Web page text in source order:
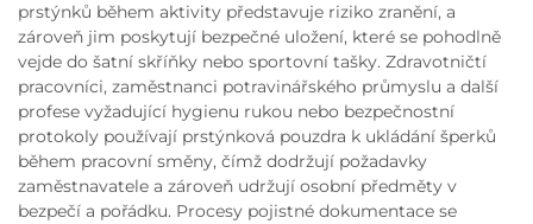
prstýnků během aktivity představuje riziko zranění, a
zároveň jim poskytují bezpečné uložení, které se pohodlně
vejde do šatní skříňky nebo sportovní tašky. Zdravotničtí
pracovníci, zaměstnanci potravinářského průmyslu a další
profese vyžadující hygienu rukou nebo bezpečnostní
protokoly používají prstýnková pouzdra k ukládání šperků
během pracovní směny, čímž dodržují požadavky
zaměstnavatele a zároveň udržují osobní předměty v
bezpečí a pořádku. Procesy pojistné dokumentace se